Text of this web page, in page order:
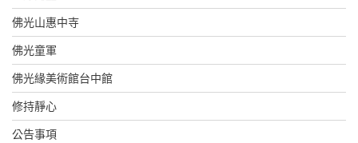
佛光山惠中寺
佛光童軍
佛光緣美術館台中館
修持靜心
公告事項